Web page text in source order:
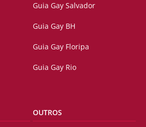
Guia Gay Salvador
Guia Gay BH
Guia Gay Floripa
Guia Gay Rio
OUTROS